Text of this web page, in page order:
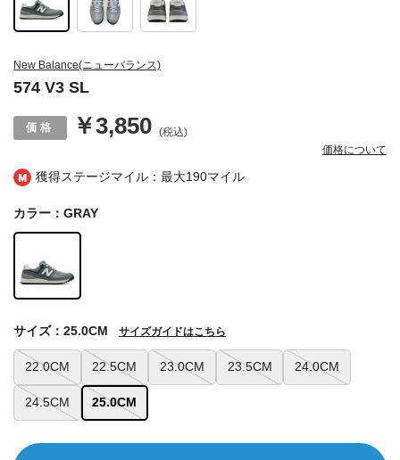
獲得ステージマイル：最大190マイル
New Balance(ニューバランス)
574 V3 SL
￥3,850 (税込)
価格について
カラー：GRAY
22.0CM 22.5CM 23.0CM 23.5CM 24.0CM
24.5CM 25.0CM
サイズ：25.0CM サイズガイドはこちら